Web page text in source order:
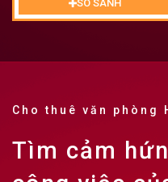
SO SÁNH
Cho thuê văn phòng
Tìm cảm